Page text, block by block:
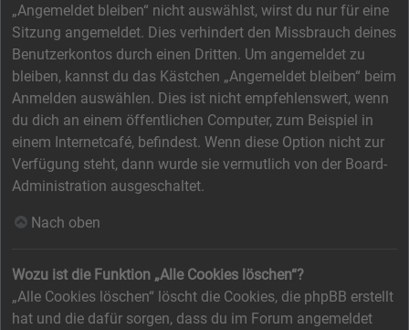
„Angemeldet bleiben“ nicht auswählst, wirst du nur für eine
Sitzung angemeldet. Dies verhindert den Missbrauch deines
Benutzerkontos durch einen Dritten. Um angemeldet zu
bleiben, kannst du das Kästchen „Angemeldet bleiben“ beim
Anmelden auswählen. Dies ist nicht empfehlenswert, wenn
du dich an einem öffentlichen Computer, zum Beispiel in
einem Internetcafé, befindest. Wenn diese Option nicht zur
Verfügung steht, dann wurde sie vermutlich von der Board-
Administration ausgeschaltet.
Nach oben
Wozu ist die Funktion „Alle Cookies löschen“?
„Alle Cookies löschen“ löscht die Cookies, die phpBB erstellt
hat und die dafür sorgen, dass du im Forum angemeldet